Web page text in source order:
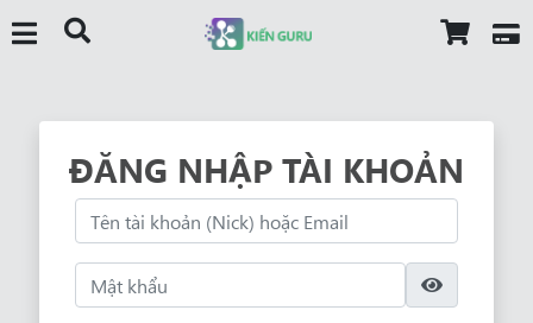
ĐĂNG NHẬP TÀI KHOẢN